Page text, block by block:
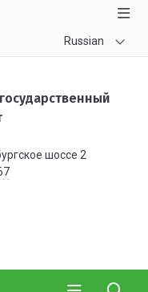
Russian
шоссе 2